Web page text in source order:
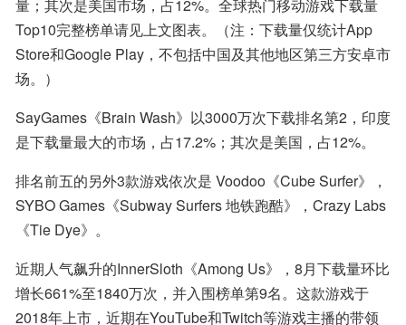
量；其次是美国市场，占12%。全球热门移动游戏下载量
Top10完整榜单请见上文图表。（注：下载量仅统计App
Store和Google Play，不包括中国及其他地区第三方安卓市
场。）
SayGames《Brain Wash》以3000万次下载排名第2，印度
是下载量最大的市场，占17.2%；其次是美国，占12%。
排名前五的另外3款游戏依次是 Voodoo《Cube Surfer》，
SYBO Games《Subway Surfers 地铁跑酷》，Crazy Labs
《Tie Dye》。
近期人气飙升的InnerSloth《Among Us》，8月下载量环比
增长661%至1840万次，并入围榜单第9名。这款游戏于
2018年上市，近期在YouTube和Twitch等游戏主播的带领